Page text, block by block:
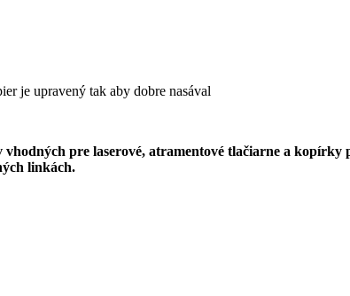
je upravený tak aby dobre nasával
pre laserové, atramentové tlačiarne a kopírky
linkách.